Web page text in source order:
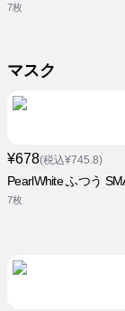
7枚
マスク
¥678(税込¥745.8)
PearlWhite ふつう
7枚